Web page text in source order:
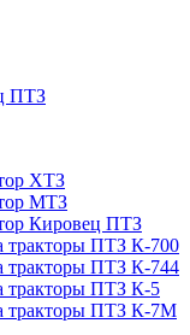
ПТЗ
ХТЗ
МТЗ
Кировец ПТЗ
тракторы ПТЗ К-700
тракторы ПТЗ К-744
тракторы ПТЗ К-5
тракторы ПТЗ К-7M